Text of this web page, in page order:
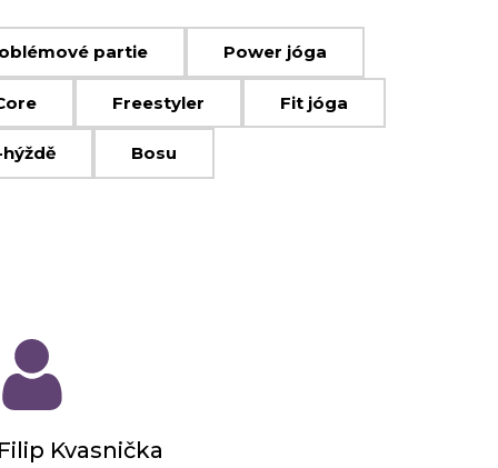
partie Power jóga
Freestyler Fit jóga
Bosu
Kvasnička